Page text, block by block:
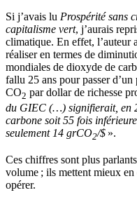
Si j’avais lu Prospérité sans
capitalisme vert, j’aurais
climatique. En effet, l’auteur
réaliser en termes de
mondiales de dioxyde de
fallu 25 ans pour passer
CO2 par dollar de richesse
du GIEC (…) signifierait, en
carbone soit 55 fois
seulement 14 grCO2/$ ».
Ces chiffres sont plus
volume ; ils mettent mieux
opérer.